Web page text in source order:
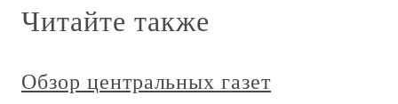
Читайте также
Обзор центральных газет